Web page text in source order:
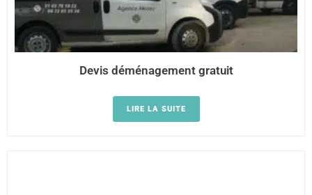
Devis déménagement gratuit
LIRE LA SUITE